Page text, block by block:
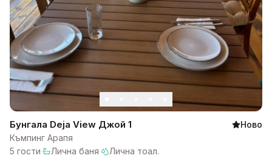
Бунгала Deja View Джой 1
Ново
Къмпинг Арапя
5 гости· Лична баня· Лична тоал.